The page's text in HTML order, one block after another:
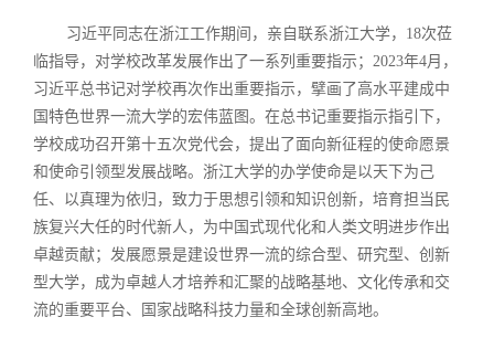
习近平同志在浙江工作期间，亲自联系浙江大学，18次莅
临指导，对学校改革发展作出了一系列重要指示；2023年4月，
习近平总书记对学校再次作出重要指示，擘画了高水平建成中
国特色世界一流大学的宏伟蓝图。在总书记重要指示指引下，
学校成功召开第十五次党代会，提出了面向新征程的使命愿景
和使命引领型发展战略。浙江大学的办学使命是以天下为己
任、以真理为依归，致力于思想引领和知识创新，培育担当民
族复兴大任的时代新人，为中国式现代化和人类文明进步作出
卓越贡献；发展愿景是建设世界一流的综合型、研究型、创新
型大学，成为卓越人才培养和汇聚的战略基地、文化传承和交
流的重要平台、国家战略科技力量和全球创新高地。